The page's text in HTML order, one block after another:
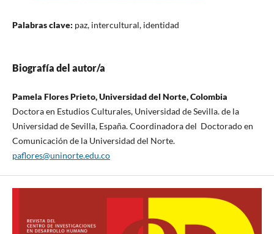
Palabras clave: paz, intercultural, identidad
Biografía del autor/a
Pamela Flores Prieto, Universidad del Norte, Colombia
Doctora en Estudios Culturales, Universidad de Sevilla. de la
Universidad de Sevilla, España. Coordinadora del Doctorado en
Comunicación de la Universidad del Norte.
paflores@uninorte.edu.co